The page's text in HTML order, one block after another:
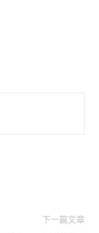
下一篇文章